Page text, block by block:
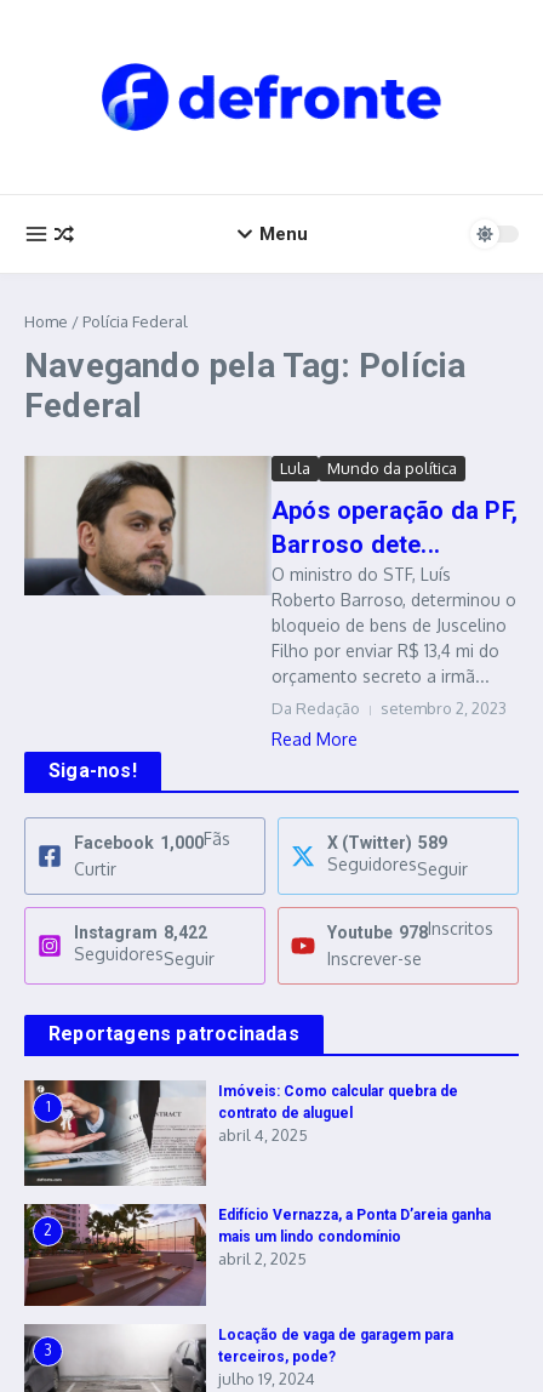
Menu
Home / Polícia Federal
Navegando pela Tag: Polícia
Federal
Lula Mundo da política
Após operação da PF,
Barroso dete...
O ministro do STF, Luís
Roberto Barroso, determinou o
bloqueio de bens de Juscelino
Filho por enviar R$ 13,4 mi do
orçamento secreto a irmã...
Da Redação setembro 2, 2023
Read More
Siga-nos!
Facebook 1,000Fãs
Curtir
X (Twitter) 589
SeguidoresSeguir
Instagram 8,422
SeguidoresSeguir
Youtube 978Inscritos
Inscrever-se
Reportagens patrocinadas
1
Imóveis: Como calcular quebra de
contrato de aluguel
abril 4, 2025
2
Edifício Vernazza, a Ponta D’areia ganha
mais um lindo condomínio
abril 2, 2025
3
Locação de vaga de garagem para
terceiros, pode?
julho 19, 2024